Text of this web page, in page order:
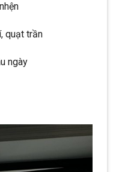
quạt trần
ngày